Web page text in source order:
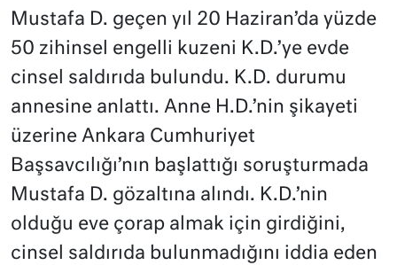
Mustafa D. geçen yıl 20 Haziran’da yüzde
50 zihinsel engelli kuzeni K.D.’ye evde
cinsel saldırıda bulundu. K.D. durumu
annesine anlattı. Anne H.D.’nin şikayeti
üzerine Ankara Cumhuriyet
Başsavcılığı’nın başlattığı soruşturmada
Mustafa D. gözaltına alındı. K.D.’nin
olduğu eve çorap almak için girdiğini,
cinsel saldırıda bulunmadığını iddia eden